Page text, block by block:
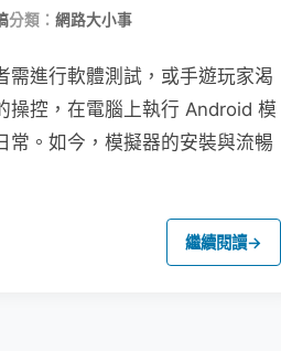
分類： 網路大小事
需進行軟體測試，或手遊玩家渴
操控，在電腦上執行 Android 模
常。如今，模擬器的安裝與流暢
繼續閱讀→